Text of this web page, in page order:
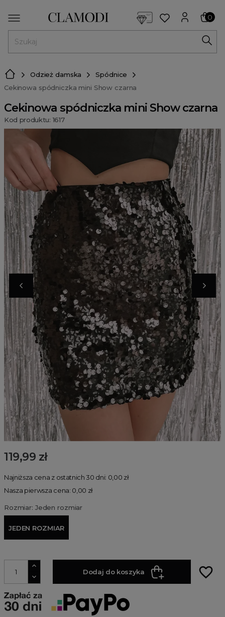
0
Odzież damska
Spódnice
Cekinowa spódniczka mini Show czarna
Cekinowa spódniczka mini Show czarna
Kod produktu: 1617
119,99 zł
Najniższa cena z ostatnich 30 dni: 0,00 zł
Nasza pierwsza cena: 0,00 zł
Rozmiar: Jeden rozmiar
JEDEN ROZMIAR
Dodaj do koszyka favorite_border